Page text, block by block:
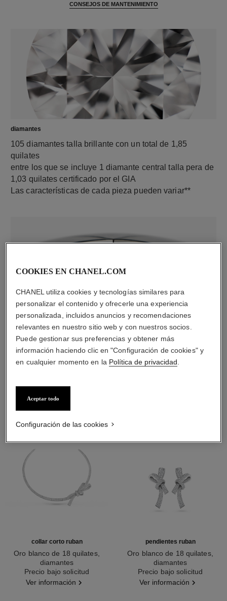
CONSEJOS DE MANTENIMIENTO
diamantes
105 diamantes talla brillante con un total de 1,85
quilates
entre los que se incluye 1 diamante central talla pera de
1,03 quilates certificado por el GIA
Las características de cada pieza pueden variar**
material
Oro blanco de 18 quilates
collar corto ruban
Oro blanco de 18 quilates,
diamantes
Ref. J60909
Precio bajo solicitud
Ver información
pendientes ruban
Oro blanco de 18 quilates,
diamantes
Ref. J60879
Precio bajo solicitud
Ver información
COOKIES EN CHANEL.COM
CHANEL utiliza cookies y tecnologías similares para
personalizar el contenido y ofrecerle una experiencia
personalizada, incluidos anuncios y recomendaciones
relevantes en nuestro sitio web y con nuestros socios.
Puede gestionar sus preferencias y obtener más
información haciendo clic en "Configuración de cookies" y
en cualquier momento en la Política de privacidad
Aceptar todo
Configuración de las cookies